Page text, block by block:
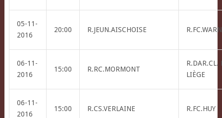
05-11-
2016
20:00 R.JEUN.AISCHOISE
06-11-
2016
15:00 R.RC.MORMONT
R.DAR.CL.
LIÈGE
06-11-
2016
15:00 R.CS.VERLAINE R.FC.HUY